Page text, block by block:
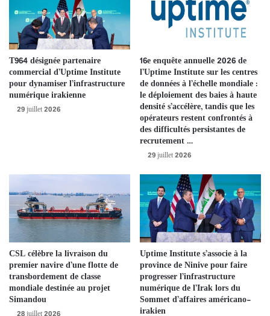
« Les pannes ont globalement diminué, et dans l’ensemble, les
infrastructures numériques se sont révélées remarquablement
résilientes. Mais il devient de plus en plus difficile de continuer à
améliorer cette résilience », a déclaré Andy Lawrence, membre
fondateur et directeur exécutif d’Uptime Intelligence. « Avec le
temps, nous pensons que les défaillances seront de moins en
moins dues à un point de défaillance unique, mais qu’elles seront
plutôt liées à des interactions complexes entre les systèmes,
notamment les logiciels, les réseaux et les dépendances externes.
Si les infrastructures électriques et mécaniques sur site demeurent
essentielles et se doivent d’être résilientes, les infrastructures
numériques sont de plus en plus décentralisées, et les pannes
trouvent souvent leur origine en dehors du centre de données. Ces
pannes sont notamment liées à la disponibilité de l’alimentation
électrique, à la connectivité réseau ou à la dépendance croissante
vis-à-vis des services cloud externes. »
L’analyse annuelle des pannes réalisée par Uptime Institute est
unique dans le secteur. Elle s’appuie sur des données provenant de
diverses sources, notamment des rapports accessibles au public
T964 désignée partenaire
commercial d’Uptime Institute
pour dynamiser l’infrastructure
numérique irakienne
29 juillet 2026
16e enquête annuelle 2026 de
l’Uptime Institute sur les centres
de données à l’échelle mondiale :
le déploiement des baies à haute
densité s’accélère, tandis que les
opérateurs restent confrontés à
des difficultés persistantes de
recrutement …
29 juillet 2026
CSL célèbre la livraison du
premier navire d’une flotte de
transbordement de classe
mondiale destinée au projet
Simandou
Uptime Institute s’associe à la
province de Ninive pour faire
progresser l’infrastructure
numérique de l’Irak lors du
Sommet d’affaires américano-
irakien